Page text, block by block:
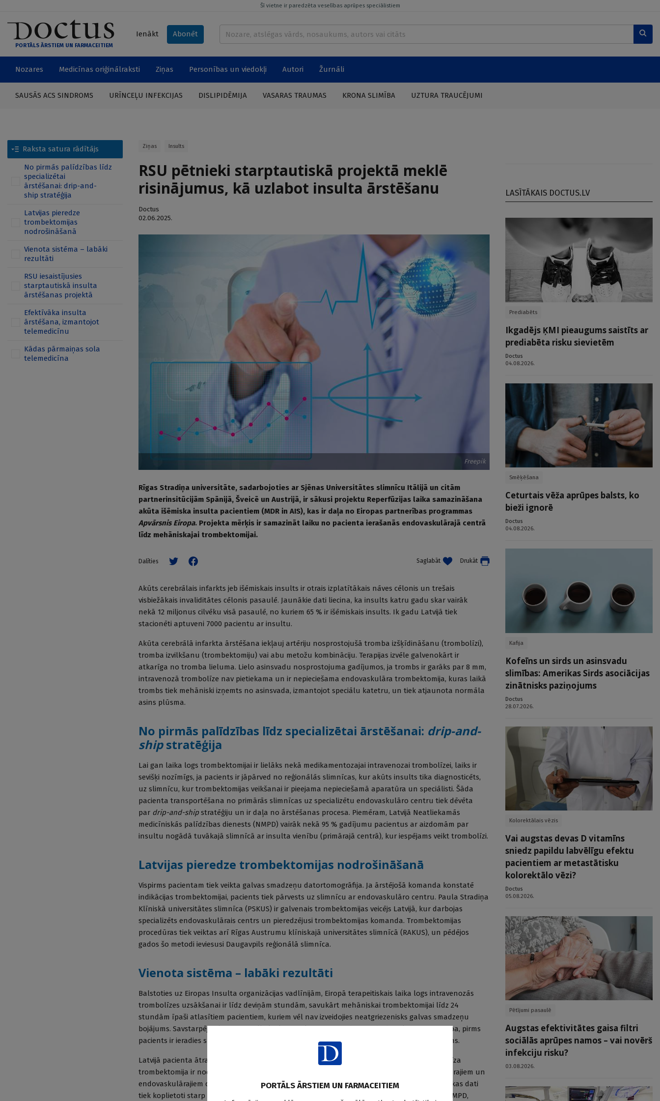
Šī vietne ir paredzēta veselības aprūpes speciālistiem
PORTĀLS ĀRSTIEM UN FARMACEITIEM
Ienākt Abonēt
Nozares Medicīnas oriģinālraksti Ziņas Personības un viedokļi Autori Žurnāli
SAUSĀS ACS SINDROMS URĪNCEĻU INFEKCIJAS DISLIPIDĒMIJA VASARAS TRAUMAS KRONA SLIMĪBA UZTURA TRAUCĒJUMI
Raksta satura rādītājs
No pirmās palīdzības līdz
specializētai
ārstēšanai: drip-and-
ship stratēģija
Latvijas pieredze
trombektomijas
nodrošināšanā
Vienota sistēma – labāki
rezultāti
RSU iesaistījusies
starptautiskā insulta
ārstēšanas projektā
Efektīvāka insulta
ārstēšana, izmantojot
telemedicīnu
Kādas pārmaiņas sola
telemedicīna
Ziņas Insults
RSU pētnieki starptautiskā projektā meklē
risinājumus, kā uzlabot insulta ārstēšanu
Doctus
02.06.2025.
Freepik
Rīgas Stradiņa universitāte, sadarbojoties ar Sjēnas Universitātes slimnīcu Itālijā un citām
partnerinsitūcijām Spānijā, Šveicē un Austrijā, ir sākusi projektu Reperfūzijas laika samazināšana
akūta išēmiska insulta pacientiem (MDR in AIS), kas ir daļa no Eiropas partnerības programmas
Apvārsnis Eiropa. Projekta mērķis ir samazināt laiku no pacienta ierašanās endovaskulārajā centrā
līdz mehāniskajai trombektomijai.
Dalīties Saglabāt Drukāt
Akūts cerebrālais infarkts jeb išēmiskais insults ir otrais izplatītākais nāves cēlonis un trešais
visbiežākais invaliditātes cēlonis pasaulē. Jaunākie dati liecina, ka insults katru gadu skar vairāk
nekā 12 miljonus cilvēku visā pasaulē, no kuriem 65 % ir išēmiskais insults. Ik gadu Latvijā tiek
stacionēti aptuveni 7000 pacientu ar insultu.
Akūta cerebrālā infarkta ārstēšana iekļauj artēriju nosprostojušā tromba izšķīdināšanu (trombolīzi),
tromba izvilkšanu (trombektomiju) vai abu metožu kombināciju. Terapijas izvēle galvenokārt ir
atkarīga no tromba lieluma. Lielo asinsvadu nosprostojuma gadījumos, ja trombs ir garāks par 8 mm,
intravenozā trombolīze nav pietiekama un ir nepieciešama endovaskulāra trombektomija, kuras laikā
trombs tiek mehāniski izņemts no asinsvada, izmantojot speciālu katetru, un tiek atjaunota normāla
asins plūsma.
No pirmās palīdzības līdz specializētai ārstēšanai: drip-and-
shipstratēģija
Lai gan laika logs trombektomijai ir lielāks nekā medikamentozajai intravenozai trombolīzei, laiks ir
sevišķi nozīmīgs, ja pacients ir jāpārved no reģionālās slimnīcas, kur akūts insults tika diagnosticēts,
uz slimnīcu, kur trombektomijas veikšanai ir pieejama nepieciešamā aparatūra un speciālisti. Šāda
pacienta transportēšana no primārās slimnīcas uz specializētu endovaskulāro centru tiek dēvēta
par drip-and-ship stratēģiju un ir daļa no ārstēšanas procesa. Piemēram, Latvijā Neatliekamās
medicīniskās palīdzības dienests (NMPD) vairāk nekā 95 % gadījumu pacientus ar aizdomām par
insultu nogādā tuvākajā slimnīcā ar insulta vienību (primārajā centrā), kur iespējams veikt trombolīzi.
Latvijas pieredze trombektomijas nodrošināšanā
Vispirms pacientam tiek veikta galvas smadzeņu datortomogrāfija. Ja ārstējošā komanda konstatē
indikācijas trombektomijai, pacients tiek pārvests uz slimnīcu ar endovaskulāro centru. Paula Stradiņa
Klīniskā universitātes slimnīca (PSKUS) ir galvenais trombektomijas veicējs Latvijā, kur darbojas
specializēts endovaskulārais centrs un pieredzējusi trombektomijas komanda. Trombektomijas
procedūras tiek veiktas arī Rīgas Austrumu klīniskajā universitātes slimnīcā (RAKUS), un pēdējos
gados šo metodi ieviesusi Daugavpils reģionālā slimnīca.
Vienota sistēma – labāki rezultāti
Balstoties uz Eiropas Insulta organizācijas vadlīnijām, Eiropā terapeitiskais laika logs intravenozās
trombolīzes uzsākšanai ir līdz deviņām stundām, savukārt mehāniskai trombektomijai līdz 24
stundām īpaši atlasītiem pacientiem, kuriem vēl nav izveidojies neatgriezenisks galvas smadzeņu
bojājums. Savstarpēja slimnīcu reāllaika komunikācija un medicīnas darbinieku sagatavotība, pirms
pacients ir ieradies slimnīcā, ir kritiski faktori, kas nosaka, cik veiksmīgs būs terapijas iznākums.
Latvijā pacienta ātra un veiksmīga nogādāšana endovaskulārajā centrā, kā arī iespējami drīza
trombektomija ir nodrošināta, pateicoties funkcionējošai komunikācijas sistēmai starp primārajiem un
endovaskulārajiem centriem. IzmantojotDataMedinformācijas sistēmu, medicīnas diagnostikas dati
tiek koplietoti starp slimnīcām reālajā laikā, savukārt, pateicoties valstī esošam vienotam NMPD,
LASĪTĀKAIS DOCTUS.LV
Prediabēts
Ikgadējs ĶMI pieaugums saistīts ar
prediabēta risku sievietēm
Doctus
04.08.2026.
Smēķēšana
Ceturtais vēža aprūpes balsts, ko
bieži ignorē
Doctus
04.08.2026.
Kafija
Kofeīns un sirds un asinsvadu
slimības: Amerikas Sirds asociācijas
zinātnisks paziņojums
Doctus
28.07.2026.
Kolorektālais vēzis
Vai augstas devas D vitamīns
sniedz papildu labvēlīgu efektu
pacientiem ar metastātisku
kolorektālo vēzi?
Doctus
05.08.2026.
Pētījumi pasaulē
Augstas efektivitātes gaisa filtri
sociālās aprūpes namos – vai novērš
infekciju risku?
03.08.2026.
PORTĀLS ĀRSTIEM UN FARMACEITIEM